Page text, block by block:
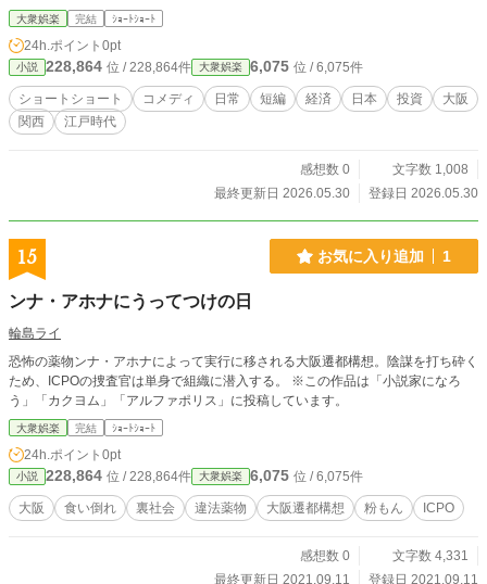
大衆娯楽 完結 ｼｮｰﾄｼｮｰﾄ
24h.ポイント 0pt
小説 228,864 位 / 228,864件 大衆娯楽 6,075 位 / 6,075件
ショートショート コメディ 日常 短編 経済 日本 投資
大阪
関西
江戸時代
感想数 0
文字数 1,008
最終更新日 2026.05.30
登録日 2026.05.30
15 お気に入り追加 1
ンナ・アホナにうってつけの日
輪島ライ
恐怖の薬物ンナ・アホナによって実行に移される大阪遷都構想。陰謀を打ち砕く
ため、ICPOの捜査官は単身で組織に潜入する。 ※この作品は「小説家になろ
う」「カクヨム」「アルファポリス」に投稿しています。
大衆娯楽 完結 ｼｮｰﾄｼｮｰﾄ
24h.ポイント 0pt
小説 228,864 位 / 228,864件 大衆娯楽 6,075 位 / 6,075件
大阪 食い倒れ 裏社会 違法薬物 大阪遷都構想 粉もん ICPO
感想数 0
文字数 4,331
最終更新日 2021.09.11
登録日 2021.09.11